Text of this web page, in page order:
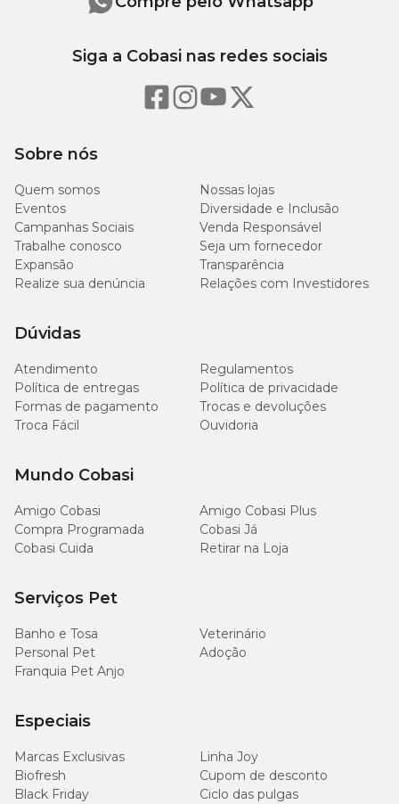
Sobre nós
Quem somos
Nossas lojas
Eventos
Diversidade e Inclusão
Campanhas Sociais
Venda Responsável
Trabalhe conosco
Seja um fornecedor
Expansão
Transparência
Realize sua denúncia
Relações com Investidores
Dúvidas
Atendimento
Regulamentos
Política de entregas
Política de privacidade
Formas de pagamento
Trocas e devoluções
Troca Fácil
Ouvidoria
Mundo Cobasi
Amigo Cobasi
Amigo Cobasi Plus
Compra Programada
Cobasi Já
Cobasi Cuida
Retirar na Loja
Serviços Pet
Banho e Tosa
Veterinário
Personal Pet
Adoção
Franquia Pet Anjo
Especiais
Marcas Exclusivas
Linha Joy
Biofresh
Cupom de desconto
Black Friday
Ciclo das pulgas
Siga a Cobasi nas redes sociais